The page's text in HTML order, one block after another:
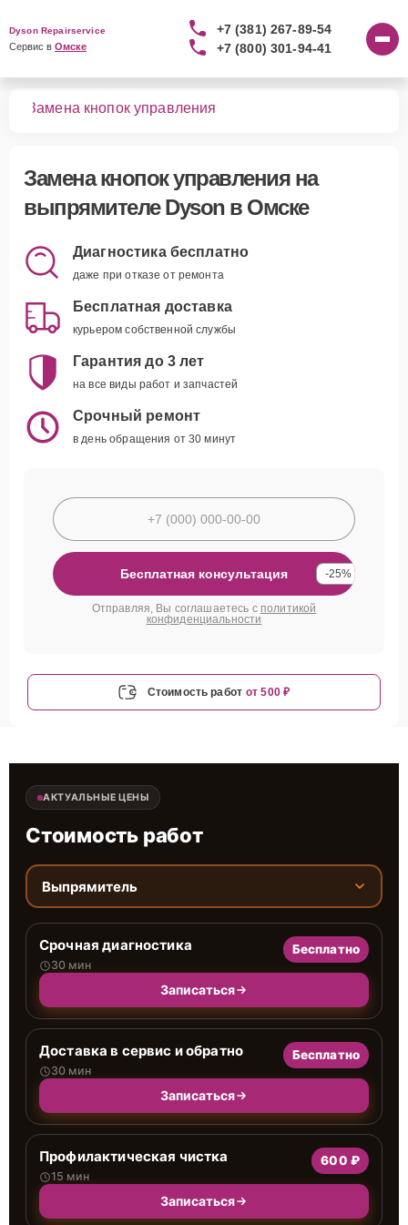
Dyson Repairservice
Сервис в Омске
+7 (381) 267-89-54
+7 (800) 301-94-41
Замена кнопок управления
Замена кнопок управленияна
выпрямителе Dyson в Омске
Диагностика бесплатно
даже при отказе от ремонта
Бесплатная доставка
курьером собственной службы
Гарантия до 3 лет
на все виды работ и запчастей
Срочный ремонт
в день обращения от 30 минут
Бесплатная консультация -25%
Отправляя, Вы соглашаетесь с политикой
конфиденциальности
Стоимость работ от 500 ₽
АКТУАЛЬНЫЕ ЦЕНЫ
Стоимость работ
Выпрямитель
Срочная диагностика
30 мин
Бесплатно
Записаться
Доставка в сервис и обратно
30 мин
Бесплатно
Записаться
Профилактическая чистка
15 мин
600 ₽
Записаться